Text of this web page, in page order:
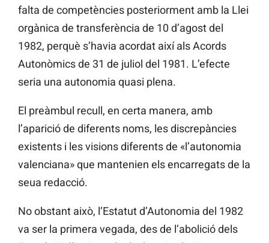
falta de competències posteriorment amb la Llei
orgànica de transferència de 10 d’agost del
1982, perquè s’havia acordat així als Acords
Autonòmics de 31 de juliol del 1981. L’efecte
seria una autonomia quasi plena.
El preàmbul recull, en certa manera, amb
l’aparició de diferents noms, les discrepàncies
existents i les visions diferents de «l’autonomia
valenciana» que mantenien els encarregats de la
seua redacció.
No obstant això, l’Estatut d’Autonomia del 1982
va ser la primera vegada, des de l’abolició dels